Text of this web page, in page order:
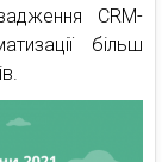
CRM-
більш